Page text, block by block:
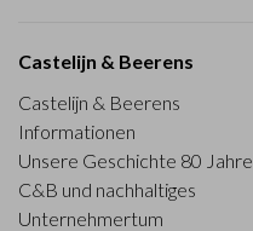
Castelijn & Beerens
Castelijn & Beerens
Informationen
Unsere Geschichte 80 Jahre
C&B und nachhaltiges
Unternehmertum